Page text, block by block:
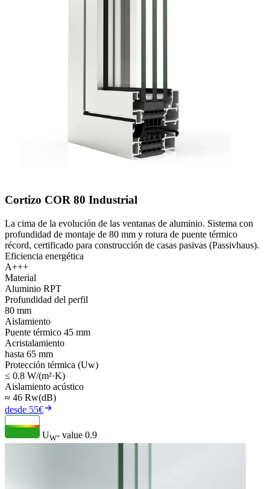
Cortizo COR 80 Industrial
La cima de la evolución de las ventanas de aluminio. Sistema con
profundidad de montaje de 80 mm y rotura de puente térmico
récord, certificado para construcción de casas pasivas (Passivhaus).
Eficiencia energética
A+++
Material
Aluminio RPT
Profundidad del perfil
80 mm
Aislamiento
Puente térmico 45 mm
Acristalamiento
hasta 65 mm
Protección térmica (Uw)
≤ 0.8 W/(m²·K)
Aislamiento acústico
≈ 46 Rw(dB)
desde 55€
UW- value 0.9